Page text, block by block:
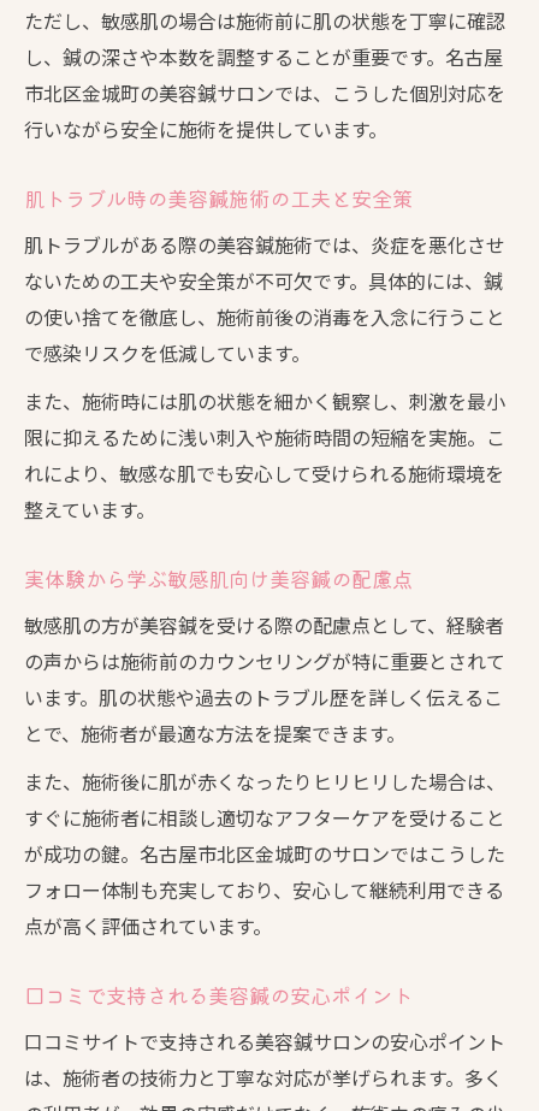
ただし、敏感肌の場合は施術前に肌の状態を丁寧に確認
し、鍼の深さや本数を調整することが重要です。名古屋
市北区金城町の美容鍼サロンでは、こうした個別対応を
行いながら安全に施術を提供しています。
肌トラブル時の美容鍼施術の工夫と安全策
肌トラブルがある際の美容鍼施術では、炎症を悪化させ
ないための工夫や安全策が不可欠です。具体的には、鍼
の使い捨てを徹底し、施術前後の消毒を入念に行うこと
で感染リスクを低減しています。
また、施術時には肌の状態を細かく観察し、刺激を最小
限に抑えるために浅い刺入や施術時間の短縮を実施。こ
れにより、敏感な肌でも安心して受けられる施術環境を
整えています。
実体験から学ぶ敏感肌向け美容鍼の配慮点
敏感肌の方が美容鍼を受ける際の配慮点として、経験者
の声からは施術前のカウンセリングが特に重要とされて
います。肌の状態や過去のトラブル歴を詳しく伝えるこ
とで、施術者が最適な方法を提案できます。
また、施術後に肌が赤くなったりヒリヒリした場合は、
すぐに施術者に相談し適切なアフターケアを受けること
が成功の鍵。名古屋市北区金城町のサロンではこうした
フォロー体制も充実しており、安心して継続利用できる
点が高く評価されています。
口コミで支持される美容鍼の安心ポイント
口コミサイトで支持される美容鍼サロンの安心ポイント
は、施術者の技術力と丁寧な対応が挙げられます。多く